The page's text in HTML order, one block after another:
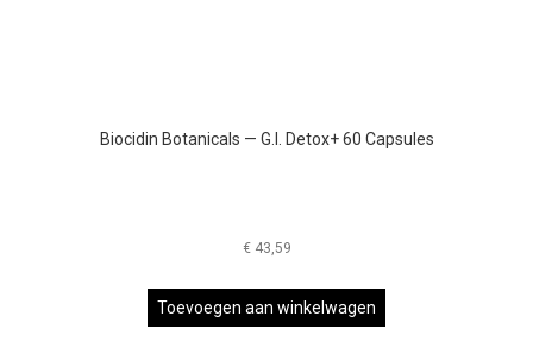
Biocidin Botanicals — G.I. Detox+ 60 Capsules
€43,59
Toevoegen aan winkelwagen